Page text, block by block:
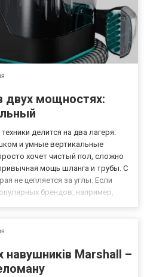
двух мощностях:
делится на два лагеря:
и умные вертикальные
хочет чистый пол, сложно
мощь шланга и трубы. С
не цепляется за углы. Если
брендов, например,
навушників Marshall –